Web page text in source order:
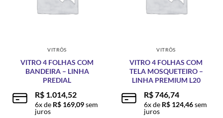
VITRÔS
VITRO 4 FOLHAS COM
BANDEIRA – LINHA
PREDIAL
R$ 1.014,52
6x de R$ 169,09sem
juros
VITRÔS
VITRO 4 FOLHAS COM
TELA MOSQUETEIRO –
LINHA PREMIUM L20
R$746,74
6x de R$ 124,46sem
juros